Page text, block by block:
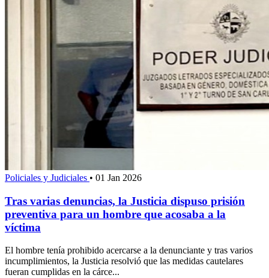
Policiales y Judiciales • 01 Jan 2026
Tras varias denuncias, la Justicia dispuso prisión
preventiva para un hombre que acosaba a la
víctima
El hombre tenía prohibido acercarse a la denunciante y tras varios
incumplimientos, la Justicia resolvió que las medidas cautelares
fueran cumplidas en la cárce...